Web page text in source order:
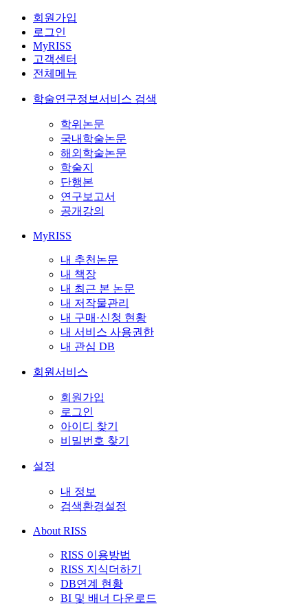
회원가입
로그인
MyRISS
고객센터
전체메뉴
학술연구정보서비스 검색
학위논문
국내학술논문
해외학술논문
학술지
단행본
연구보고서
공개강의
MyRISS
내 추천논문
내 책장
내 최근 본 논문
내 저작물관리
내 구매·신청 현황
내 서비스 사용권한
내 관심 DB
회원서비스
회원가입
로그인
아이디 찾기
비밀번호 찾기
설정
내 정보
검색환경설정
About RISS
RISS 이용방법
RISS 지식더하기
DB연계 현황
BI 및 배너 다운로드